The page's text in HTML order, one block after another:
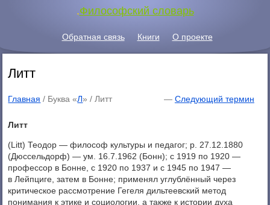
.Философский словарь
Обратная связь Книги О проекте
Литт
Главная / Буква «Л» /Литт — Следующий термин
Литт
(Litt) Теодор — философ культуры и педагог; р. 27.12.1880
(Дюссельдорф) — ум. 16.7.1962 (Бонн); с 1919 по 1920 —
профессор в Бонне, с 1920 по 1937 и с 1945 по 1947 —
в Лейпциге, затем в Бонне; применял углублённый через
критическое рассмотрение Гегеля дильтеевский метод
понимания к этике и социологии, а также к истории духа